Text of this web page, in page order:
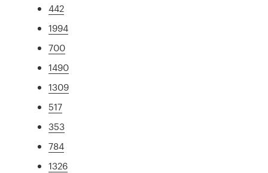
442
1994
700
1490
1309
517
353
784
1326